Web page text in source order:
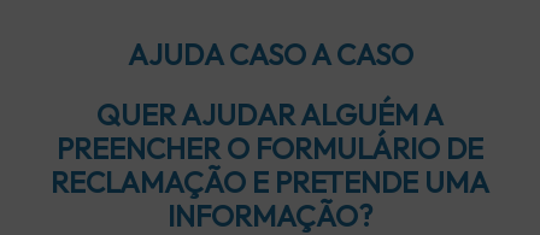
AJUDA CASO A CASO
QUER AJUDAR ALGUÉM A
PREENCHER O FORMULÁRIO DE
RECLAMAÇÃO E PRETENDE UMA
INFORMAÇÃO?